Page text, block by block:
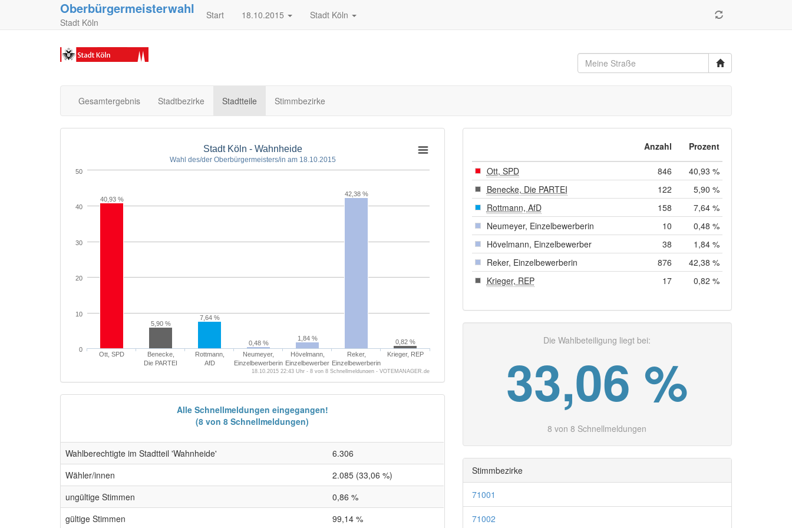
Oberbürgermeisterwahl
Stadt Köln
Start 18.10.2015 Stadt Köln
Gesamtergebnis Stadtbezirke Stadtteile Stimmbezirke
Stadt Köln - Wahnheide
Wahl des/der Oberbürgermeisters/in am 18.10.2015
40,93 %
5,90 %
7,64 %
0,48 %
1,84 %
42,38 %
0,82 %
Ott, SPD
Benecke,
Die PARTEI
Rottmann,
AfD
Neumeyer,
Einzelbewerberin
Hövelmann,
Einzelbewerber
Reker,
Einzelbewerberin
Krieger, REP
0
10
20
30
40
50
18.10.2015 22:43 Uhr - 8 von 8 Schnellmeldungen - VOTEMANAGER.de
Alle Schnellmeldungen eingegangen!
(8 von 8 Schnellmeldungen)
Wahlberechtigte im Stadtteil 'Wahnheide'
6.306
Wähler/innen
2.085 (33,06 %)
ungültige Stimmen
0,86 %
gültige Stimmen
99,14 %
Anzahl Prozent
Ott, SPD 846
40,93 %
Benecke, Die PARTEI
122
5,90 %
Rottmann, AfD
158
7,64 %
Neumeyer, Einzelbewerberin
10
0,48 %
Hövelmann, Einzelbewerber
38
1,84 %
Reker, Einzelbewerberin
876
42,38 %
Krieger, REP
17 0,82 %
Die Wahlbeteiligung liegt bei:
33,06 %
8 von 8 Schnellmeldungen
Stimmbezirke
71001
71002